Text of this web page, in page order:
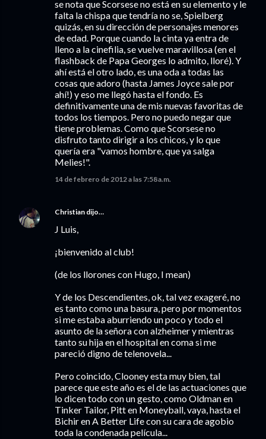
se nota que Scorsese no está en su elemento y le
falta la chispa que tendría no se, Spielberg
quizás, en su dirección de personajes menores
de edad. Porque cuando la cinta ya entra de
lleno a la cinefilia, se vuelve maravillosa (en el
flashback de Papa Georges lo admito, lloré). Y
ahí está el otro lado, es una oda a todas las
cosas que adoro (hasta James Joyce sale por
ahí!) y eso me llegó hasta el fondo. Es
definitivamente una de mis nuevas favoritas de
todos los tiempos. Pero no puedo negar que
tiene problemas. Como que Scorsese no
disfruto tanto dirigir a los chicos, y lo que
quería era "vamos hombre, que ya salga
Melies!".
14 de febrero de 2012 a las 7:58 a.m.
Christian dijo…
J Luis,
¡bienvenido al club!
(de los llorones con Hugo, I mean)
Y de los Descendientes, ok, tal vez exageré, no
es tanto como una basura, pero por momentos
si me estaba aburriendo un poco y todo el
asunto de la señora con alzheimer y mientras
tanto su hija en el hospital en coma si me
pareció digno de telenovela...
Pero coincido, Clooney esta muy bien, tal
parece que este año es el de las actuaciones que
lo dicen todo con un gesto, como Oldman en
Tinker Tailor, Pitt en Moneyball, vaya, hasta el
Bichir en A Better Life con su cara de agobio
toda la condenada película...